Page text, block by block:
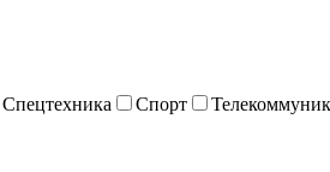
Спецтехника Спорт